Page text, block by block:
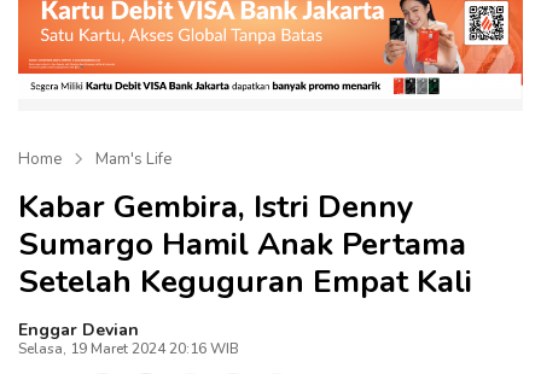
Home Mam's Life
Kabar Gembira, Istri Denny
Sumargo Hamil Anak Pertama
Setelah Keguguran Empat Kali
Enggar Devian
Selasa, 19 Maret 2024 20:16 WIB